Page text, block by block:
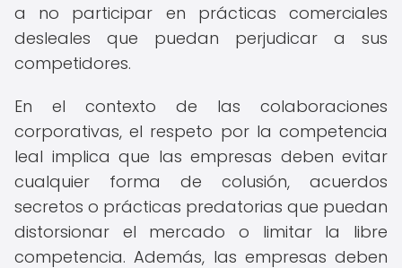
a no participar en prácticas comerciales
desleales que puedan perjudicar a sus
competidores.
En el contexto de las colaboraciones
corporativas, el respeto por la competencia
leal implica que las empresas deben evitar
cualquier forma de colusión, acuerdos
secretos o prácticas predatorias que puedan
distorsionar el mercado o limitar la libre
competencia. Además, las empresas deben